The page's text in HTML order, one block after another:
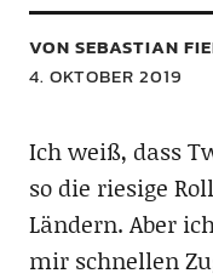
VON SEBASTIAN
4. OKTOBER 2019
Ich weiß, dass
so die riesige
Ländern. Aber
mir schnellen